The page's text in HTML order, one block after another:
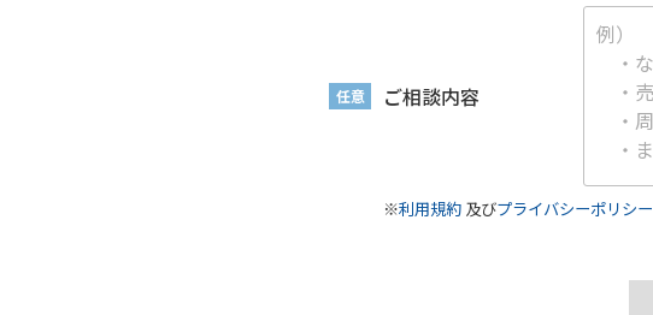
任意 ご相談内容
※利用規約 及びプライバシーポリシー